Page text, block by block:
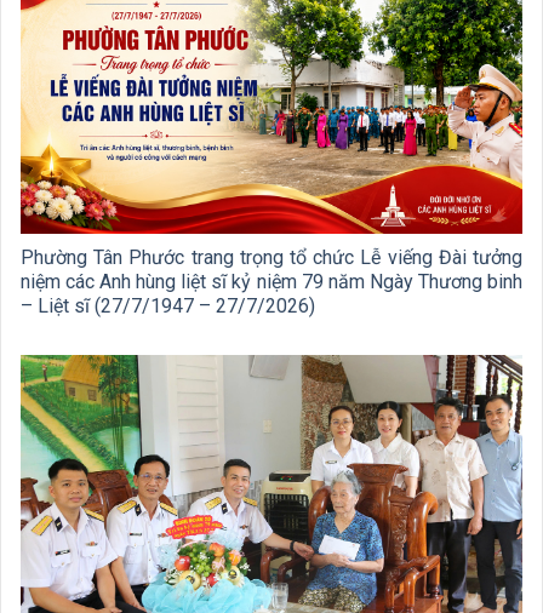
Phường Tân Phước trang trọng tổ chức Lễ viếng Đài tưởng
niệm các Anh hùng liệt sĩ kỷ niệm 79 năm Ngày Thương binh
– Liệt sĩ (27/7/1947 – 27/7/2026)